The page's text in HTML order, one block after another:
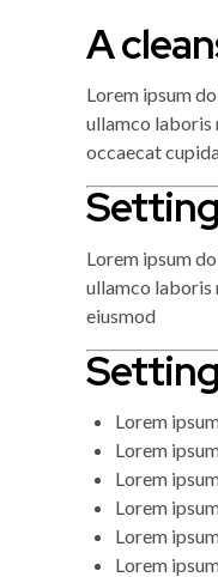
A
Lorem ipsum
ullamco laboris
occaecat
Lorem ipsum
ullamco laboris
eiusmod
Lorem
Lorem
Lorem
Lorem
Lorem
Lorem